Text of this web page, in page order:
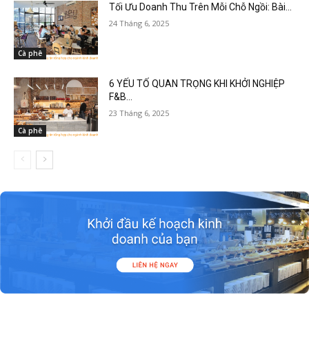
Cà phê
Tối Ưu Doanh Thu Trên Mỗi Chỗ Ngồi: Bài...
24 Tháng 6, 2025
Cà phê
6 YẾU TỐ QUAN TRỌNG KHI KHỞI NGHIỆP
F&B...
23 Tháng 6, 2025